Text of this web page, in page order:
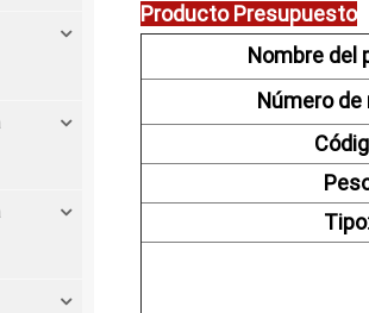
ProductoPresupuesto
Nombre del
Número de